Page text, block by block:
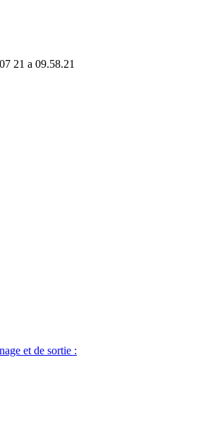
et de sortie :